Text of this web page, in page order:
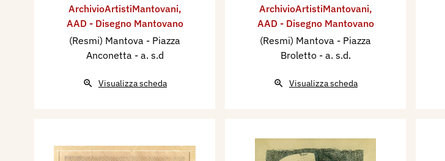
ArchivioArtistiMantovani,
AAD - Disegno Mantovano
(Resmi) Mantova - Piazza
Anconetta - a. s.d
Visualizza scheda
ArchivioArtistiMantovani,
AAD - Disegno Mantovano
(Resmi) Mantova - Piazza
Broletto - a. s.d.
Visualizza scheda